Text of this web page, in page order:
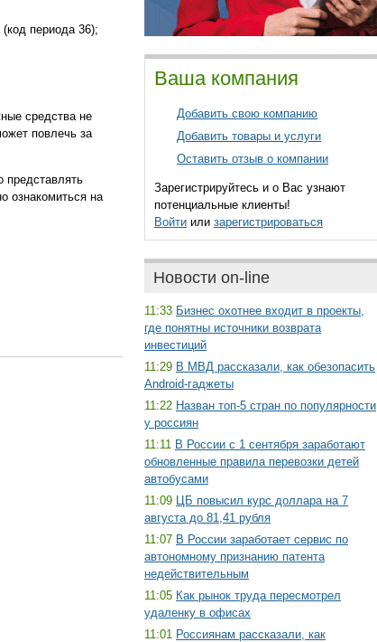
периода 36);
средства не
повлечь за
представлять
ознакомиться на
Ваша компания
Добавить свою компанию
Добавить товары и услуги
Оставить отзыв о компании
Зарегистрируйтесь и о Вас узнают
потенциальные клиенты!
Войти или зарегистрироваться
Новости on-line
11:33 Бизнес охотнее входит в проекты,
где понятны источники возврата
инвестиций
11:29 В МВД рассказали, как обезопасить
Android-гаджеты
11:22 Назван топ-5 стран по популярности
у россиян
11:11 В России с 1 сентября заработают
обновленные правила перевозки детей
автобусами
11:09 ЦБ повысил курс доллара на 7
августа до 81,41 рубля
11:07 В России заработает сервис по
автономному признанию патента
недействительным
11:05 Как рынок труда пересмотрел
удаленку в офисах
11:01 Россиянам рассказали, как